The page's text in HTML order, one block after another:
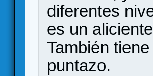
diferentes
es un
También
puntazo.